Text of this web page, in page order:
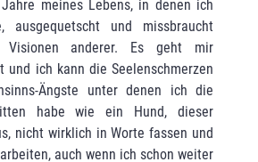
meines Lebens, in denen ich
ausgequetscht und missbraucht
anderer. Es geht mir
und ich kann die Seelenschmerzen
Ängste unter denen ich die
habe wie ein Hund, dieser
nicht wirklich in Worte fassen und
auch wenn ich schon weiter